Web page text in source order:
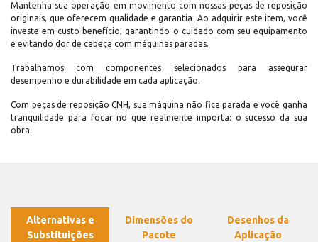
Mantenha sua operação em movimento com nossas peças de reposição
originais, que oferecem qualidade e garantia. Ao adquirir este item, você
investe em custo-benefício, garantindo o cuidado com seu equipamento
e evitando dor de cabeça com máquinas paradas.
Trabalhamos com componentes selecionados para assegurar
desempenho e durabilidade em cada aplicação.
Com peças de reposição CNH, sua máquina não fica parada e você ganha
tranquilidade para focar no que realmente importa: o sucesso da sua
obra.
Alternativas e
Substituições
Dimensões do
Pacote
Desenhos da
Aplicação